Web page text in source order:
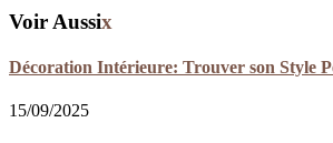
Voir Aussix
Décoration Intérieure: Trouver son Style
15/09/2025